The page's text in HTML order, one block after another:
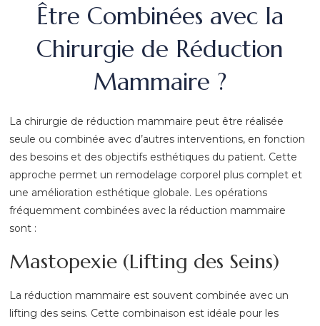
Être Combinées avec la
Chirurgie de Réduction
Mammaire ?
La chirurgie de réduction mammaire peut être réalisée
seule ou combinée avec d’autres interventions, en fonction
des besoins et des objectifs esthétiques du patient. Cette
approche permet un remodelage corporel plus complet et
une amélioration esthétique globale. Les opérations
fréquemment combinées avec la réduction mammaire
sont :
Mastopexie (Lifting des Seins)
La réduction mammaire est souvent combinée avec un
lifting des seins. Cette combinaison est idéale pour les